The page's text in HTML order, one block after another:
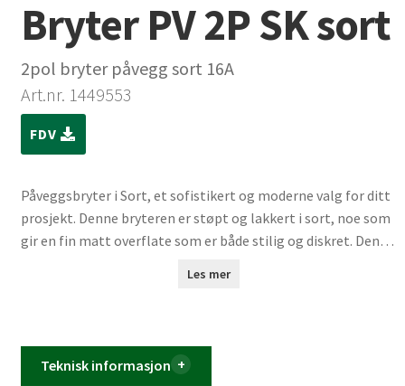
Bryter PV 2P SK sort
2pol bryter påvegg sort 16A
Art.nr. 1449553
FDV
Påveggsbryter i Sort, et sofistikert og moderne valg for ditt
prosjekt. Denne bryteren er støpt og lakkert i sort, noe som
gir en fin matt overflate som er både stilig og diskret. Den
holdbarhet, er denne bryteren et utmerket valg for ethvert
prosjekt.
Les mer
Teknisk informasjon